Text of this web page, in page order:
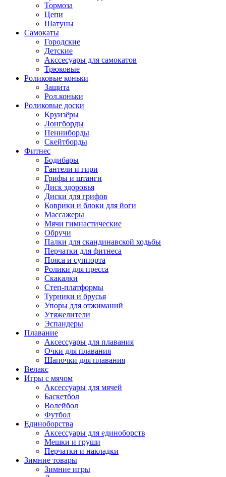
Тормоза
Цепи
Шатуны
Самокаты
Городские
Детские
Акссесуары для самокатов
Трюковые
Роликовые коньки
Защита
Рол.коньки
Роликовые доски
Круизёры
Лонгборды
Пенниборды
Скейтборды
Фитнес
Бодибары
Гантели и гири
Грифы и штанги
Диск здоровья
Диски для грифов
Коврики и блоки для йоги
Массажеры
Мячи гимнастические
Обручи
Палки для скандинавской ходьбы
Перчатки для фитнеса
Пояса и суппорта
Ролики для пресса
Скакалки
Степ-платформы
Турники и брусья
Упоры для отжиманий
Утяжелители
Эспандеры
Плавание
Аксессуары для плавания
Очки для плавания
Шапочки для плавания
Велакс
Игры с мячом
Аксессуары для мячей
Баскетбол
Волейбол
Футбол
Единоборства
Аксессуары для единоборств
Мешки и груши
Перчатки и накладки
Зимние товары
Зимние игры